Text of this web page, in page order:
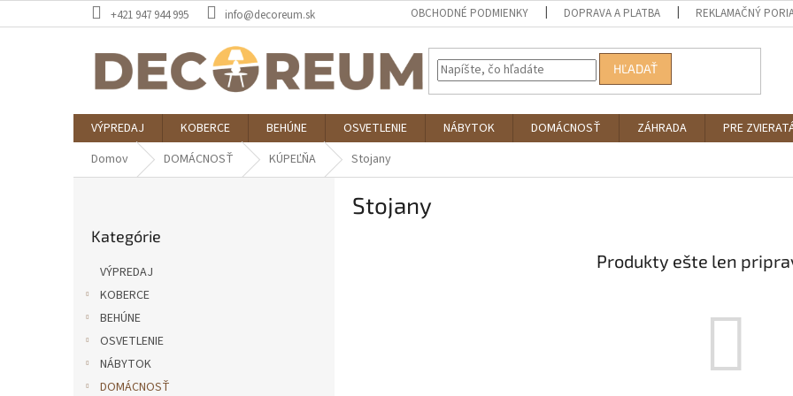
na
+421 947 944 995 info@decoreum.sk OBCHODNÉ PODMIENKY DOPRAVA A PLATBA REKLAMAČNÝ
HĽADAŤ
VÝPREDAJ KOBERCE BEHÚNE OSVETLENIE NÁBYTOK DOMÁCNOSŤ ZÁHRADA
PRE
Domov
DOMÁCNOSŤ KÚPEĽŇA Stojany
kategórie
Kategórie
VÝPREDAJ
KOBERCE
BEHÚNE
OSVETLENIE
NÁBYTOK
DOMÁCNOSŤ
Stojany
Produkty ešte len